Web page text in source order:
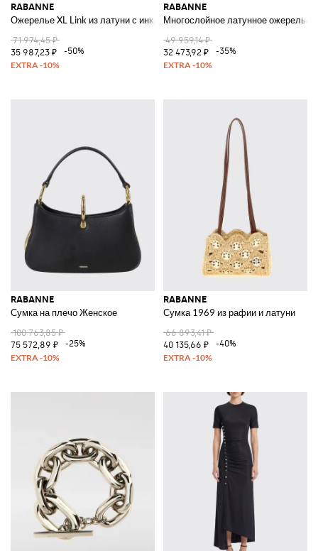
RABANNE
Ожерелье XL Link из латуни с инкрустированными стразами
71 974,45 ₽
35 987,23 ₽
-50%
RABANNE
Многослойное латунное ожерелье
49 959,14 ₽
32 473,92 ₽
-35%
RABANNE
Сумка на плечо Женское
100 763,85 ₽
75 572,89 ₽
-25%
RABANNE
Сумка 1969 из рафии и латуни
66 893,41 ₽
40 135,66 ₽
-40%